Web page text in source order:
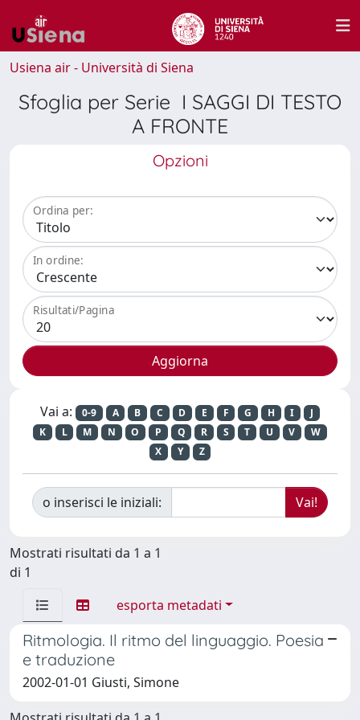
Usiena air - Università di Siena
Sfoglia per Serie I SAGGI DI TESTO
A FRONTE
Opzioni
Ordina per:
In ordine:
Risultati/Pagina
Vai a: 0-9 A B C D E F G H I
J
K
L M N O P Q R S T U V
W
X
Y Z
o inserisci le iniziali:
Mostrati risultati da 1 a 1
di 1
esporta metadati
Ritmologia. Il ritmo del linguaggio. Poesia
e traduzione
2002-01-01 Giusti, Simone